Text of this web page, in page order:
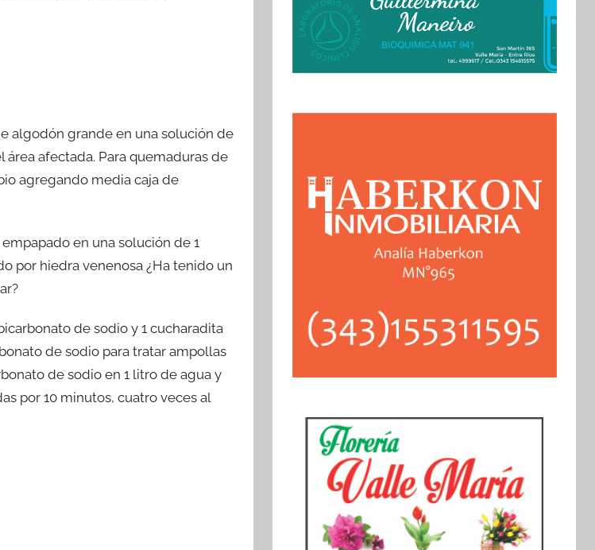
algodón grande en una solución de
área afectada. Para quemaduras de
agregando media caja de
en una solución de 1
por hiedra venenosa ¿Ha tenido un
de sodio y 1 cucharadita
de sodio para tratar ampollas
de sodio en 1 litro de agua y
por 10 minutos, cuatro veces al